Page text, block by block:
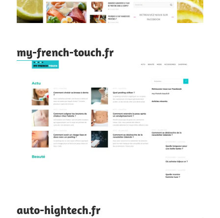
my-french-touch.fr
auto-hightech.fr